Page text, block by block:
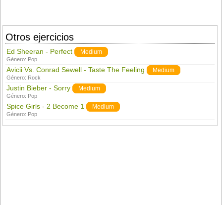
Otros ejercicios
Ed Sheeran - Perfect Medium
Género: Pop
Avicii Vs. Conrad Sewell - Taste The Feeling Medium
Género: Rock
Justin Bieber - Sorry Medium
Género: Pop
Spice Girls - 2 Become 1 Medium
Género: Pop